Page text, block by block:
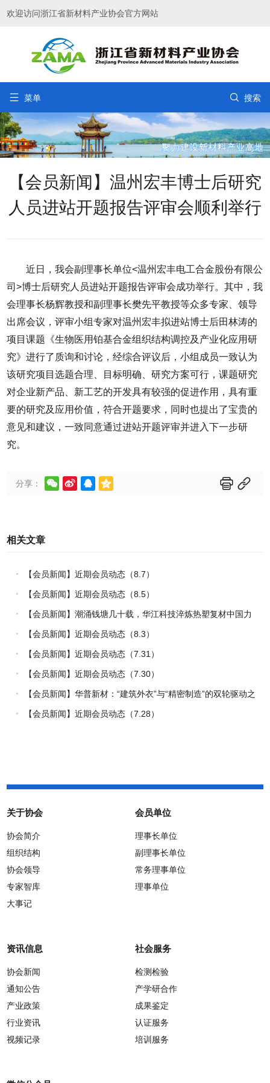
欢迎访问浙江省新材料产业协会官方网站
 菜单  搜索
【会员新闻】温州宏丰博士后研究
人员进站开题报告评审会顺利举行
近日，我会副理事长单位<温州宏丰电工合金股份有限公
司>博士后研究人员进站开题报告评审会成功举行。其中，我
会理事长杨辉教授和副理事长樊先平教授等众多专家、领导
出席会议，评审小组专家对温州宏丰拟进站博士后田林涛的
项目课题《生物医用铂基合金组织结构调控及产业化应用研
究》进行了质询和讨论，经综合评议后，小组成员一致认为
该研究项目选题合理、目标明确、研究方案可行，课题研究
对企业新产品、新工艺的开发具有较强的促进作用，具有重
要的研究及应用价值，符合开题要求，同时也提出了宝贵的
意见和建议，一致同意通过进站开题评审并进入下一步研
究。
分享：      
相关文章
【会员新闻】近期会员动态（8.7）
【会员新闻】近期会员动态（8.5）
【会员新闻】潮涌钱塘几十载，华江科技淬炼热塑复材中国力
量
【会员新闻】近期会员动态（8.3）
【会员新闻】近期会员动态（7.31）
【会员新闻】近期会员动态（7.30）
【会员新闻】华普新材：“建筑外衣”与“精密制造”的双轮驱动之
路
【会员新闻】近期会员动态（7.28）
关于协会
协会简介
组织结构
协会领导
专家智库
大事记
会员单位
理事长单位
副理事长单位
常务理事单位
理事单位
资讯信息
协会新闻
通知公告
产业政策
行业资讯
视频记录
社会服务
检测检验
产学研合作
成果鉴定
认证服务
培训服务